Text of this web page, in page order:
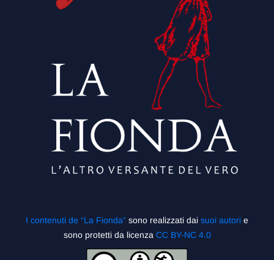
I contenuti de “La Fionda” sono realizzati dai suoi autori e
sono protetti da licenza CC BY-NC 4.0